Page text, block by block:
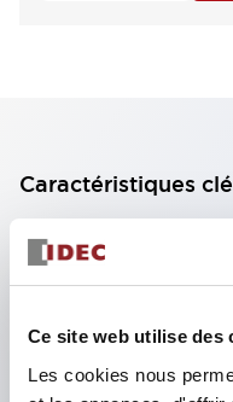
Ce site web utilise des
Les cookies nous
Caractéristiques
Bloc de contact à 2
permettant une
contact à 11